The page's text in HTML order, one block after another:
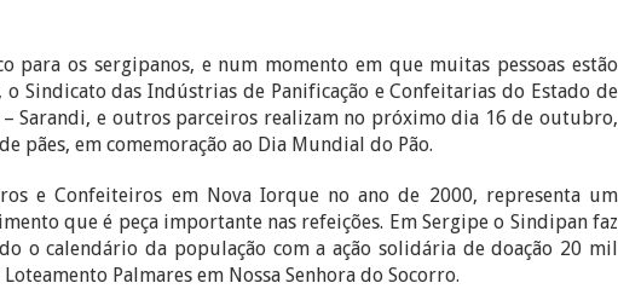
para os sergipanos, e num momento em que muitas pessoas estão
Sindicato das Indústrias de Panificação e Confeitarias do Estado de
Sarandi, e outros parceiros realizam no próximo dia 16 de outubro,
pães, em comemoração ao Dia Mundial do Pão.
e Confeiteiros em Nova Iorque no ano de 2000, representa um
que é peça importante nas refeições. Em Sergipe o Sindipan faz
o calendário da população com a ação solidária de doação 20 mil
Palmares em Nossa Senhora do Socorro.